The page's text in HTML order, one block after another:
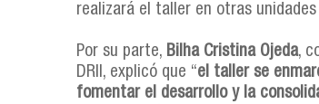
realizará el taller en otras unidades
Por su parte, Bilha Cristina Ojeda,
DRII, explicó que “el taller se
fomentar el desarrollo y la